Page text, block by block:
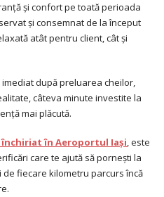
și confort pe toată perioada
și consemnat de la început
atât pentru client, cât și
după preluarea cheilor,
câteva minute investite la
mai plăcută.
închiriat în Aeroportul Iași, este
care te ajută să pornești la
fiecare kilometru parcurs încă